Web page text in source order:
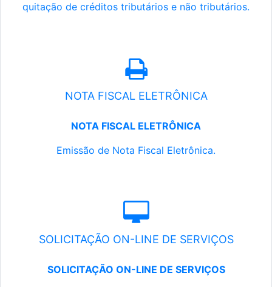
quitação de créditos tributários e não tributários.
NOTA FISCAL ELETRÔNICA
NOTA FISCAL ELETRÔNICA
Emissão de Nota Fiscal Eletrônica.
SOLICITAÇÃO ON-LINE DE SERVIÇOS
SOLICITAÇÃO ON-LINE DE SERVIÇOS